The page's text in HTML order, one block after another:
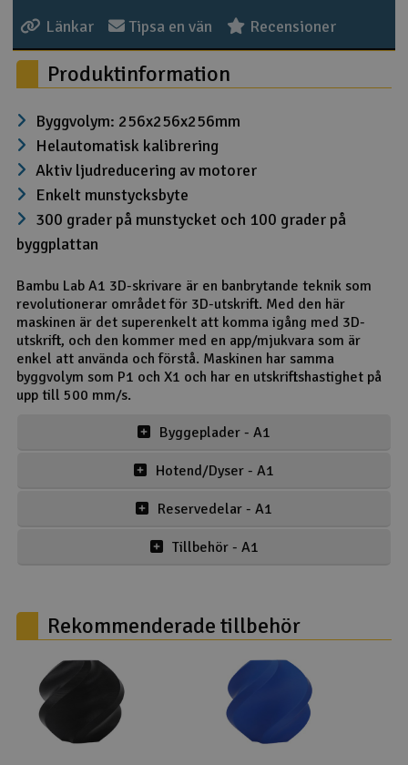
Raketer
Scooter & elfordon
Smarthem, lek och hobby
Solenergi
Verktyg, utrustning och tillbehör
Länkar Tipsa en vän Recensioner
Produktinformation
Byggvolym: 256x256x256mm
Helautomatisk kalibrering
Aktiv ljudreducering av motorer
Enkelt munstycksbyte
300 grader på munstycket och 100 grader på
byggplattan
Bambu Lab A1 3D-skrivare är en banbrytande teknik som
revolutionerar området för 3D-utskrift. Med den här
maskinen är det superenkelt att komma igång med 3D-
utskrift, och den kommer med en app/mjukvara som är
enkel att använda och förstå. Maskinen har samma
byggvolym som P1 och X1 och har en utskriftshastighet på
upp till 500 mm/s.
Byggeplader - A1
Hotend/Dyser - A1
Reservedelar - A1
Tillbehör - A1
Rekommenderade tillbehör